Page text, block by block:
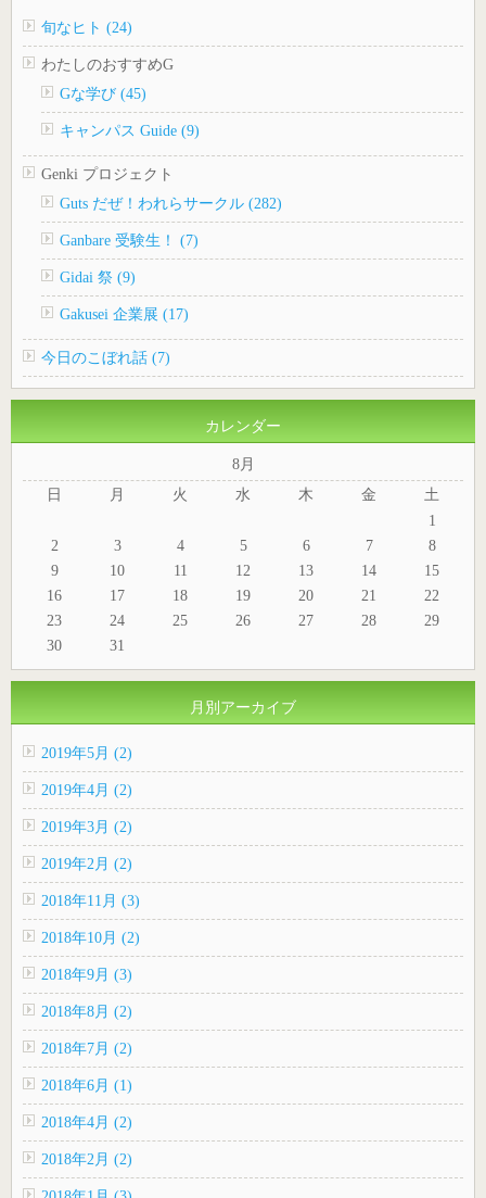
旬なヒト (24)
わたしのおすすめG
Gな学び (45)
キャンパス Guide (9)
Genki プロジェクト
Guts だぜ！われらサークル (282)
Ganbare 受験生！ (7)
Gidai 祭 (9)
Gakusei 企業展 (17)
今日のこぼれ話 (7)
カレンダー
8月
日
月 火 水 木 金
土
1
2
3 4 5 6 7
8
9
10 11 12 13 14
15
16
17 18 19 20 21
22
23
24 25 26 27 28
29
30
31
月別アーカイブ
2019年5月 (2)
2019年4月 (2)
2019年3月 (2)
2019年2月 (2)
2018年11月 (3)
2018年10月 (2)
2018年9月 (3)
2018年8月 (2)
2018年7月 (2)
2018年6月 (1)
2018年4月 (2)
2018年2月 (2)